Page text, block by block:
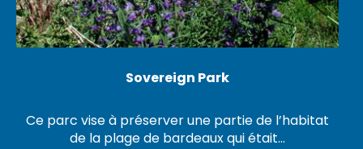
Sovereign Park
Ce parc vise à préserver une partie de l’habitat
de la plage de bardeaux qui était…